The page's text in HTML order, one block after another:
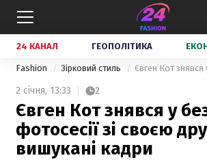
24 КАНАЛ ГЕОПОЛІТИКА
Fashion Зірковий стиль
2 січня, 13:33 2
Євген Кот знявся у
фотосесії зі своєю
вишукані кадри